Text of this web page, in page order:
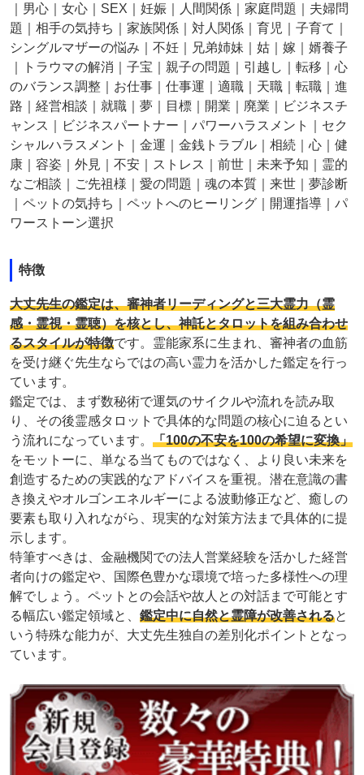
｜男心｜女心｜SEX｜妊娠｜人間関係｜家庭問題｜夫婦問
題｜相手の気持ち｜家族関係｜対人関係｜育児｜子育て｜
シングルマザーの悩み｜不妊｜兄弟姉妹｜姑｜嫁｜婿養子
｜トラウマの解消｜子宝｜親子の問題｜引越し｜転移｜心
のバランス調整｜お仕事｜仕事運｜適職｜天職｜転職｜進
路｜経営相談｜就職｜夢｜目標｜開業｜廃業｜ビジネスチ
ャンス｜ビジネスパートナー｜パワーハラスメント｜セク
シャルハラスメント｜金運｜金銭トラブル｜相続｜心｜健
康｜容姿｜外見｜不安｜ストレス｜前世｜未来予知｜霊的
なご相談｜ご先祖様｜愛の問題｜魂の本質｜来世｜夢診断
｜ペットの気持ち｜ペットへのヒーリング｜開運指導｜パ
ワーストーン選択
特徴
大丈先生の鑑定は、審神者リーディングと三大霊力（霊
感・霊視・霊聴）を核とし、神託とタロットを組み合わせ
るスタイルが特徴です。霊能家系に生まれ、審神者の血筋
を受け継ぐ先生ならではの高い霊力を活かした鑑定を行っ
ています。
鑑定では、まず数秘術で運気のサイクルや流れを読み取
り、その後霊感タロットで具体的な問題の核心に迫るとい
う流れになっています。 「100の不安を100の希望に変換」
をモットーに、単なる当てものではなく、より良い未来を
創造するための実践的なアドバイスを重視。潜在意識の書
き換えやオルゴンエネルギーによる波動修正など、癒しの
要素も取り入れながら、現実的な対策方法まで具体的に提
示します。
特筆すべきは、金融機関での法人営業経験を活かした経営
者向けの鑑定や、国際色豊かな環境で培った多様性への理
解でしょう。ペットとの会話や故人との対話まで可能とす
る幅広い鑑定領域と、 鑑定中に自然と霊障が改善されると
いう特殊な能力が、大丈先生独自の差別化ポイントとなっ
ています。